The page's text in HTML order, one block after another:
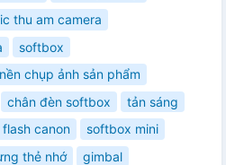
thu am camera
softbox
nền chụp ảnh sản phẩm
chân đèn softbox
tản sáng
flash canon
softbox mini
thẻ nhớ
gimbal